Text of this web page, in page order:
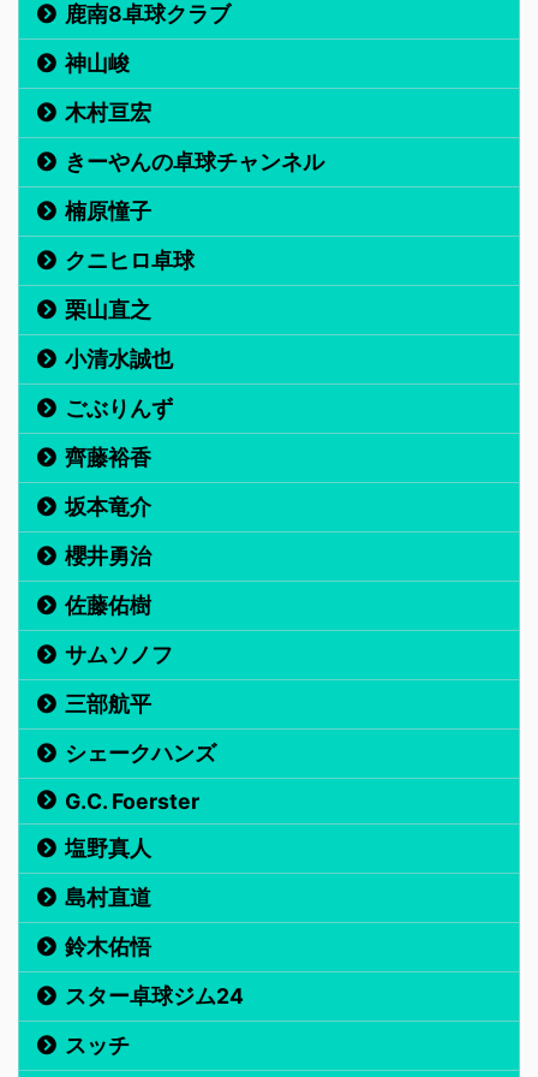
鹿南8卓球クラブ
神山峻
木村亘宏
きーやんの卓球チャンネル
楠原憧子
クニヒロ卓球
栗山直之
小清水誠也
ごぶりんず
齊藤裕香
坂本竜介
櫻井勇治
佐藤佑樹
サムソノフ
三部航平
シェークハンズ
G.C. Foerster
塩野真人
島村直道
鈴木佑悟
スター卓球ジム24
スッチ